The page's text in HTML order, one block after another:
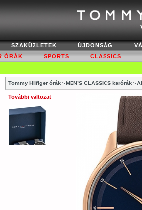
SZAKÜZLETEK ÚJDONSÁG
ÓRÁK
SPORTS CLASSICS
Tommy Hilfiger órák>MEN’S CLASSICS karórák>
További változat